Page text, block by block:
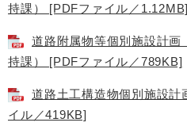
持課） [PDFファイル／1.12MB]
道路附属物等個別施設計画
持課） [PDFファイル／789KB]
道路土工構造物個別施設
イル／419KB]